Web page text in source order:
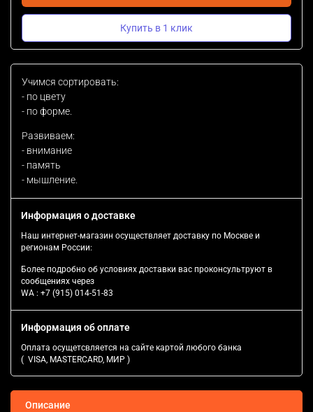
Купить в 1 клик
Учимся сортировать:
- по цвету
- по форме.
Развиваем:
- внимание
- память
- мышление.
Информация о доставке
Наш интернет-магазин осуществляет доставку по Москве и
регионам России:
Более подробно об условиях доставки вас проконсультруют в
сообщениях через
WA : +7 (915) 014-51-83
Информация об оплате
Оплата осущетсвляется на сайте картой любого банка
( VISA, MASTERCARD, МИР )
Описание